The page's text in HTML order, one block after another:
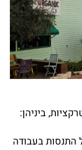
ביניהן:
התנסות בעבודה